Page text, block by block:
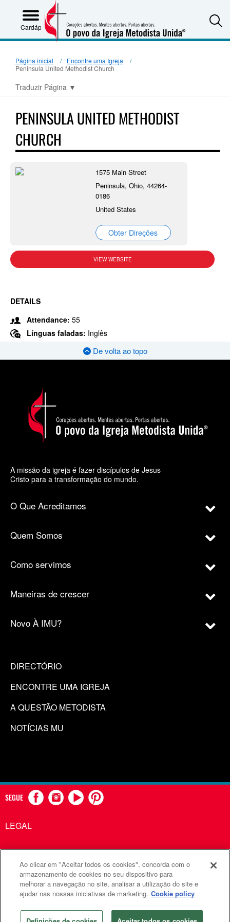
Cardápio
Página inicial
Encontre uma Igreja
Peninsula United Methodist Church
Traduzir Página ▼
PENINSULA UNITED METHODIST
CHURCH
1575 Main Street
Peninsula, Ohio, 44264-
0186
United States
Obter Direções
VIEW WEBSITE
DETAILS
Attendance: 55
Línguas faladas: Inglês
De volta ao topo
A missão da igreja é fazer discípulos de Jesus
Cristo para a transformação do mundo.
O Que Acreditamos
Quem Somos
Como servimos
Maneiras de crescer
Novo À IMU?
DIRECTÓRIO
ENCONTRE UMA IGREJA
A QUESTÃO METODISTA
NOTÍCIAS MU
SEGUE
LEGAL
Comunicações Metodistas Unidas é uma agência da Igreja
Metodista Unida
©2026 Comunicações Metodistas Unidas. Todos os direitos
reservados
Ao clicar em "Aceitar todos os cookies", concorda com o
armazenamento de cookies no seu dispositivo para
melhorar a navegação no site, analisar a utilização do site e
ajudar nas nossas iniciativas de marketing. Cookie policy